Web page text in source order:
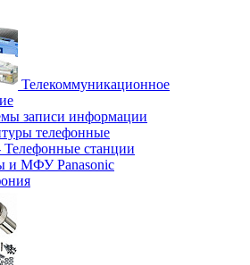
Телекоммуникационное
записи информации
телефонные
станции
и МФУ Panasonic